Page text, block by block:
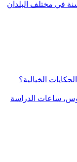
في مختلف البلدان
الخيالية؟
ساعات الدراسة